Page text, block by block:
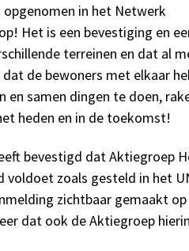
opgenomen in het Netwerk
Het is een bevestiging en
terreinen en dat al
de bewoners met elkaar
en samen dingen te doen,
heden en in de toekomst!
bevestigd dat Aktiegroep
zoals gesteld in het
zichtbaar gemaakt
dat ook de Aktiegroep